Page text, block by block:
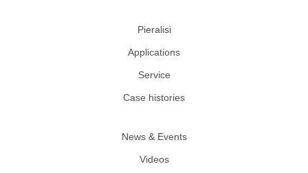
Pieralisi
Applications
Service
Case histories
News & Events
Videos